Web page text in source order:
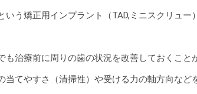
いう矯正用インプラント（TAD,ミニスクリュ
も治療前に周りの歯の状況を改善しておくこと
当てやすさ（清掃性）や受ける力の軸方向な